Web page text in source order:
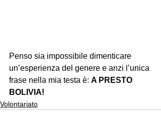
Penso sia impossibile dimenticare
un’esperienza del genere e anzi l’unica
frase nella mia testa è: A PRESTO
BOLIVIA!
Volontariato